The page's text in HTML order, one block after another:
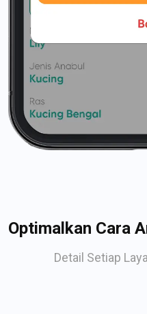
Optimalkan Cara
Detail Setiap